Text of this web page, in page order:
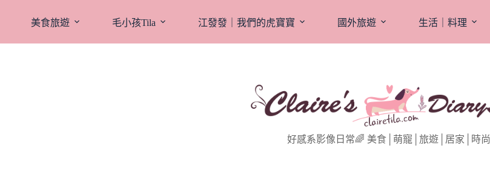
美食旅遊 毛小孩Tila 江發發｜我們的虎寶寶 國外旅遊 生活｜料理
好感系影像日常🌈 美食│萌寵│旅遊│居家│時尚